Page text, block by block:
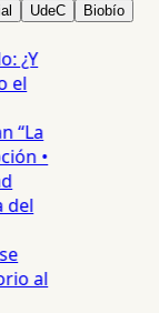
UdeC Biobío
¿Y
el
“La
•
al